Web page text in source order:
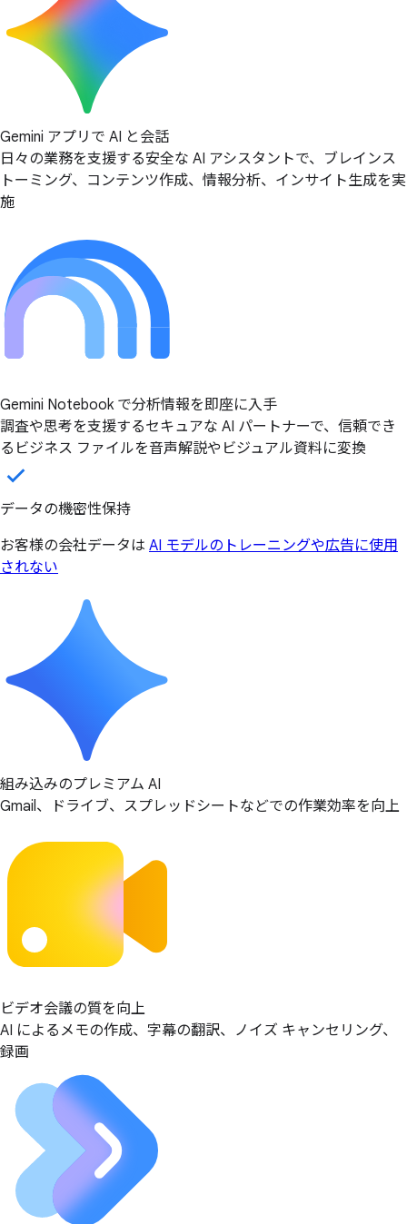
Gemini アプリで AI と会話
日々の業務を支援する安全な AI アシスタントで、ブレインス
トーミング、コンテンツ作成、情報分析、インサイト生成を実
施
Gemini Notebook で分析情報を即座に入手
調査や思考を支援するセキュアな AI パートナーで、信頼でき
るビジネス ファイルを音声解説やビジュアル資料に変換
データの機密性保持
お客様の会社データは AI モデルのトレーニングや広告に使用
されない
組み込みのプレミアム AI
Gmail、ドライブ、スプレッドシートなどでの作業効率を向上
ビデオ会議の質を向上
AI によるメモの作成、字幕の翻訳、ノイズ キャンセリング、
録画